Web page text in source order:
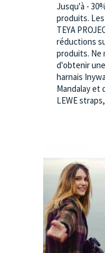
Jusqu'à -
produits.
TEYA
réductions
produits. Ne
d'obtenir
harnais
Mandalay et
LEWE